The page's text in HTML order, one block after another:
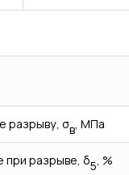
разрыву, σв, МПа
при разрыве, δ5, %